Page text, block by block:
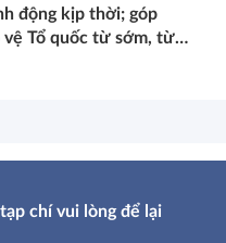
động kịp thời; góp
vệ Tổ quốc từ sớm, từ
chí vui lòng để lại